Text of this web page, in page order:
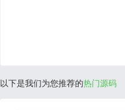
以下是我们为您推荐的热门源码